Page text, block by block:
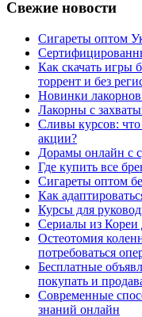
Свежие новости
Сигареты оптом
Как скачать игры
торрент и без
Новинки
Лакорны с
Сливы курсов:
акции?
Дорамы онлайн с
Где купить все
Сигареты оптом
Как
Курсы для
Сериалы из Кореи
Остеотомия
потребоваться
Бесплатные
покупать и
Современные
знаний онлайн